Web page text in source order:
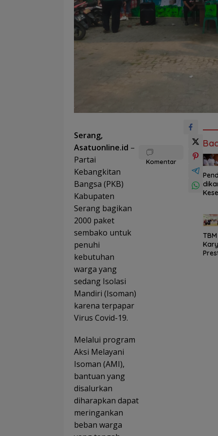
Serang,
Asatuonline.id –
Partai
Kebangkitan
Bangsa (PKB)
Kabupaten
Serang bagikan
2000 paket
sembako untuk
penuhi
kebutuhan
warga yang
sedang Isolasi
Mandiri (Isoman)
karena terpapar
Virus Covid-19.
Melalui program
Aksi Melayani
Isoman (AMI),
bantuan yang
disalurkan
diharapkan dapat
meringankan
beban warga
Komentar
a
Progr
am
TBM